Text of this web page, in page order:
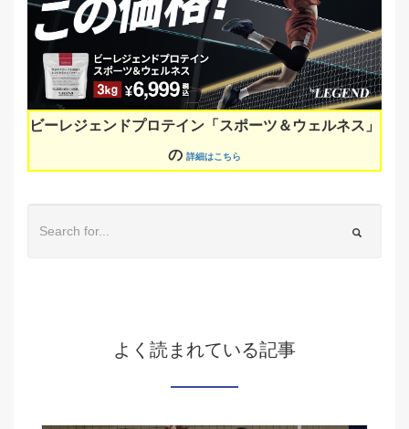
ビーレジェンドプロテイン「スポーツ＆ウェルネス」
の 詳細はこちら
よく読まれている記事